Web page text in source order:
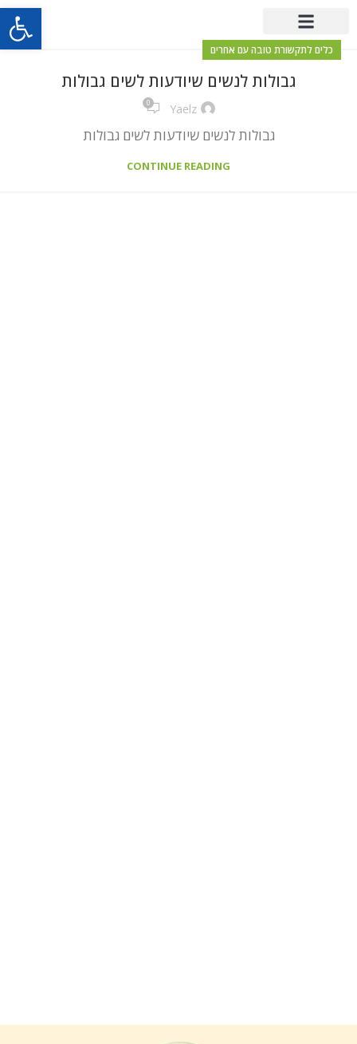
פתח
כלים לתקשורת טובה עם אחרים
גבולות לנשים שיודעות לשים גבולות
Yaelz
0
גבולות לנשים שיודעות לשים גבולות
CONTINUE READING